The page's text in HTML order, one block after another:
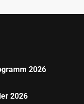
2026
2026